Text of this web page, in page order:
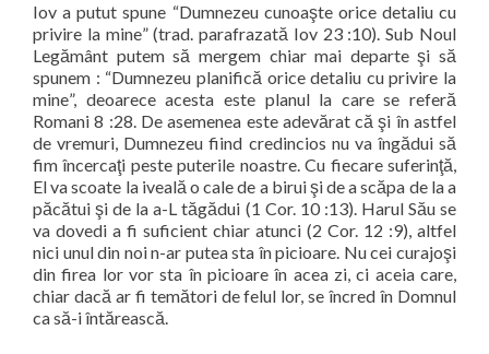
Iov a putut spune “Dumnezeu cunoaşte orice detaliu cu
privire la mine” (trad. parafrazată Iov 23 :10). Sub Noul
Legământ putem să mergem chiar mai departe şi să
spunem : “Dumnezeu planifică orice detaliu cu privire la
mine”, deoarece acesta este planul la care se referă
Romani 8 :28. De asemenea este adevărat că şi în astfel
de vremuri, Dumnezeu fiind credincios nu va îngădui să
fim încercaţi peste puterile noastre. Cu fiecare suferinţă,
El va scoate la iveală o cale de a birui şi de a scăpa de la a
păcătui şi de la a-L tăgădui (1 Cor. 10 :13). Harul Său se
va dovedi a fi suficient chiar atunci (2 Cor. 12 :9), altfel
nici unul din noi n-ar putea sta în picioare. Nu cei curajoşi
din firea lor vor sta în picioare în acea zi, ci aceia care,
chiar dacă ar fi temători de felul lor, se încred în Domnul
ca să-i întărească.